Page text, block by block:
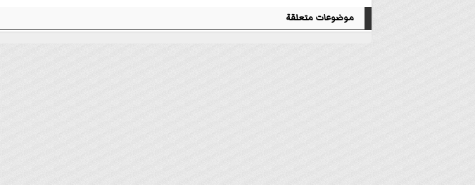
موضوعات متعلقة